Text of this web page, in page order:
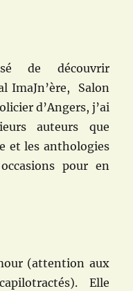
de découvrir
ImaJn’ère, Salon
d’Angers, j’ai
auteurs que
et les anthologies
pour en
(attention aux
Elle